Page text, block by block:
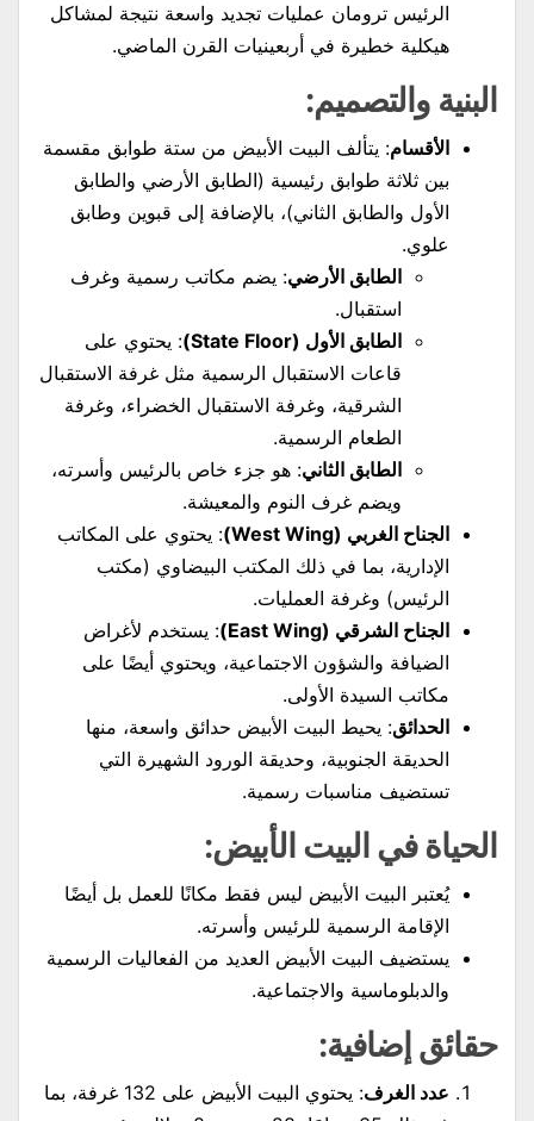
الرئيس ترومان عمليات تجديد واسعة نتيجة لمشاكل
هيكلية خطيرة في أربعينيات القرن الماضي.
البنية والتصميم:
الأقسام: يتألف البيت الأبيض من ستة طوابق مقسمة
بين ثلاثة طوابق رئيسية (الطابق الأرضي والطابق
الأول والطابق الثاني)، بالإضافة إلى قبوين وطابق
علوي.
الطابق الأرضي: يضم مكاتب رسمية وغرف
استقبال.
الطابق الأول (State Floor)
: يحتوي على
قاعات الاستقبال الرسمية مثل غرفة الاستقبال
الشرقية، وغرفة الاستقبال الخضراء، وغرفة
الطعام الرسمية.
الطابق الثاني: هو جزء خاص بالرئيس وأسرته،
ويضم غرف النوم والمعيشة.
الجناح الغربي (West Wing)
: يحتوي على المكاتب
الإدارية، بما في ذلك المكتب البيضاوي (مكتب
الرئيس) وغرفة العمليات.
الجناح الشرقي (East Wing)
: يستخدم لأغراض
الضيافة والشؤون الاجتماعية، ويحتوي أيضًا على
مكاتب السيدة الأولى.
الحدائق: يحيط البيت الأبيض حدائق واسعة، منها
الحديقة الجنوبية، وحديقة الورود الشهيرة التي
تستضيف مناسبات رسمية.
الحياة في البيت الأبيض:
يُعتبر البيت الأبيض ليس فقط مكانًا للعمل بل أيضًا
الإقامة الرسمية للرئيس وأسرته.
يستضيف البيت الأبيض العديد من الفعاليات الرسمية
والدبلوماسية والاجتماعية.
حقائق إضافية:
عدد الغرف
: يحتوي البيت الأبيض على 132 غرفة، بما